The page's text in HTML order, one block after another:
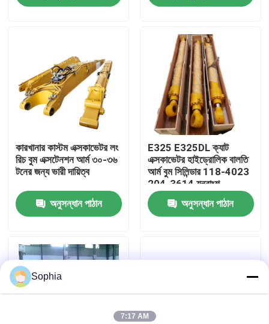
আমাদের সম্বন্ধে
গুণমান নিয়ন্ত্রণ
আমাদের সাথে যোগাযোগ
খবর
মামলা
কারখানার কাস্টম এক্সকাভেটর লং
রিচ বুম এক্সটেনশন আর্ম ৩০-৩৬
টনের জন্য ভারী দায়িত্ব
অনুসন্ধান পাঠান
E325 E325DL ক্যাট
এক্সকাভেটর হাইড্রোলিক বালতি
আর্ম বুম সিলিন্ডার 118-4023
204-3614 যন্ত্রাংশ
অনুসন্ধান পাঠান
Sophia
7:17 AM